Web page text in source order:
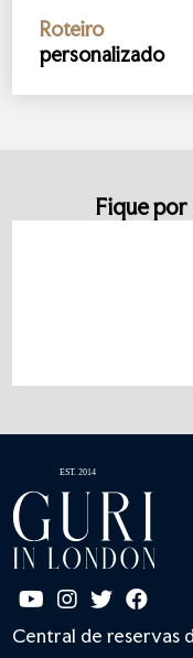
Roteiro
personalizado
Fique
Central de reservas